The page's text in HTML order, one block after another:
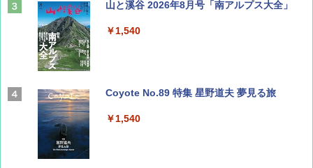
山と溪谷 2026年8月号「南アルプス大全」
￥1,540
Coyote No.89 特集 星野道夫 夢見る旅
￥1,540